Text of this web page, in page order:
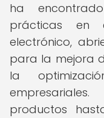
ha
prácticas en
electrónico,
para la mejora
la
productos